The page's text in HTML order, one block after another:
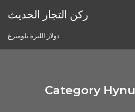
ركن التجار الحديث
دولار الليرة بلومبرغ
Category